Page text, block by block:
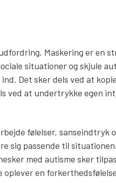
Maskering er en
situationer og skjule
Det sker dels ved at
ved at undertrykke egen
følelser, sanseindtryk
sig passende til
med autisme sker
oplever en